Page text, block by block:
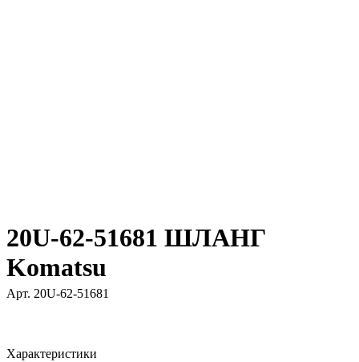
20U-62-51681 ШЛАНГ
Komatsu
Арт. 20U-62-51681
Характеристики